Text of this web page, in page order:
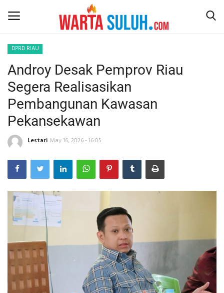
Home
NEWS
JAZIRAH RIAU
POLITIK
EKSBIS
PSPS PEKANBARU
LIFESTYLE
INDEKS
HEALTHY
DPRD RIAU
Androy Desak Pemprov Riau
Segera Realisasikan
Pembangunan Kawasan
Pekansekawan
Lestari May 16, 2026 - 16:05